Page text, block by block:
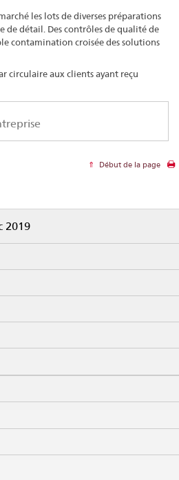
les lots de diverses préparations
de détail. Des contrôles de qualité de
contamination croisée des solutions
circulaire aux clients ayant reçu
Début de la page
2019